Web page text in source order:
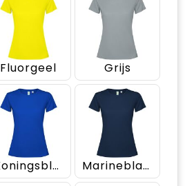
Fluorgeel Grijs
Koningsblauw Marineblauw